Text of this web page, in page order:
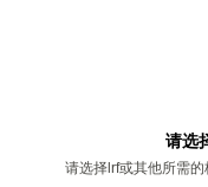
请选
请选择lrf或其他所需的